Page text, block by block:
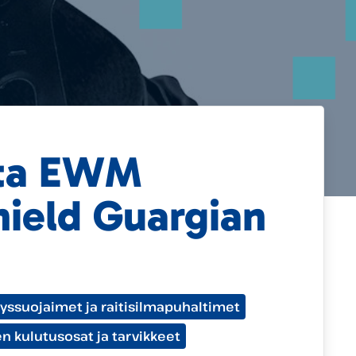
EWM
Guargian
ja raitisilmapuhaltimet
kulutusosat ja tarvikkeet